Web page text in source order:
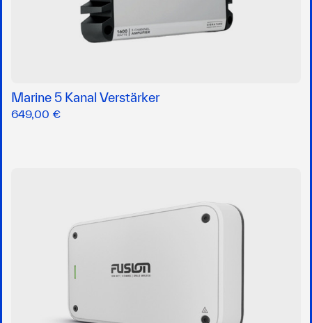
Marine 5 Kanal Verstärker
649,00 €